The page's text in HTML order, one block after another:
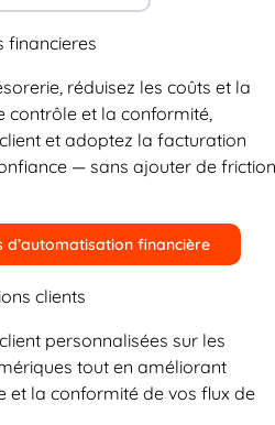
financieres
réduisez les coûts et la
contrôle et la conformité,
et adoptez la facturation
— sans ajouter de friction
d’automatisation financière
clients
personnalisées sur les
tout en améliorant
et la conformité de vos flux de